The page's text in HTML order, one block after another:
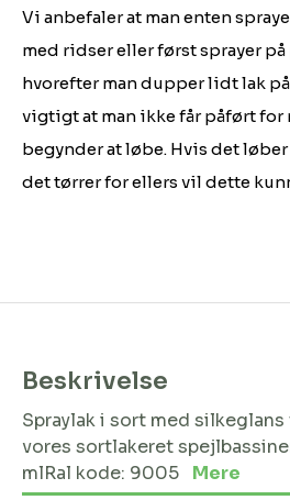
Vi anbefaler at man enten
med ridser eller først sprayer
hvorefter man dupper lidt lak
vigtigt at man ikke får påført for
begynder at løbe. Hvis det
det tørrer for ellers vil dette
Beskrivelse
Spraylak i sort med
vores sortlakeret
mlRal kode: 9005 Mere